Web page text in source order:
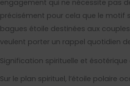
engagement qui ne nécessite pas
précisément pour cela que le motif
bagues étoile destinées aux
veulent porter un rappel quotidien
Signification spirituelle et ésotérique
Sur le plan spirituel, l’étoile polaire